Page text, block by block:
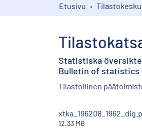
Etusivu
Statistiska
Bulletin of statistics
Tilastollinen
12.33 MB